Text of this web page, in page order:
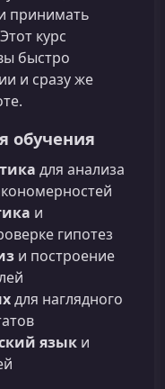
принимать
курс
быстро
и сразу же
обучения
для анализа
и
гипотез
и построение
для наглядного
язык и